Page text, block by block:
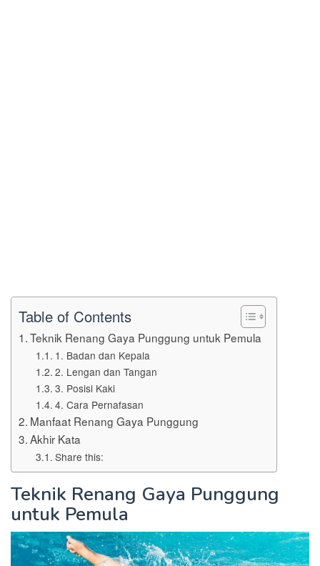
Table of Contents
Teknik Renang Gaya Punggung untuk Pemula
1. Badan dan Kepala
2. Lengan dan Tangan
3. Posisi Kaki
4. Cara Pernafasan
Manfaat Renang Gaya Punggung
Akhir Kata
Share this:
Teknik Renang Gaya Punggung
untuk Pemula